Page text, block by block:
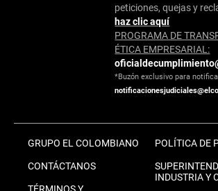
peticiones, quejas y
haz clic aquí
PROGRAMA DE
ÉTICA EMPRESARIAL:
*Buzón exclusivo para
GRUPO EL COLOMBIANO
CONTÁCTANOS
POLÍTICA DE
INDUSTRIA Y